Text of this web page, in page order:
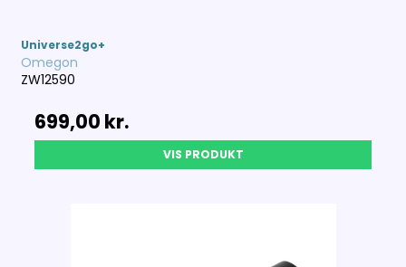
Universe2go+
Omegon
ZW12590
699,00 kr.
VIS PRODUKT